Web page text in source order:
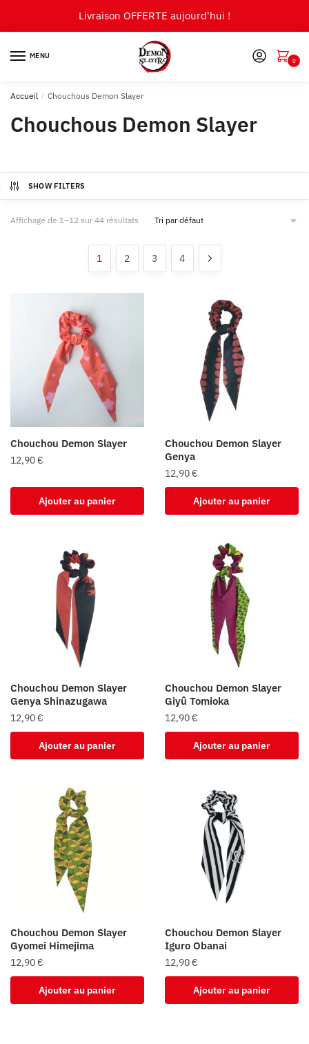
Livraison OFFERTE aujourd'hui !
MENU
0
Accueil / Chouchous Demon Slayer
Chouchous Demon Slayer
SHOW FILTERS
Affichage de 1–12 sur 44 résultats
1 2 3 4
Chouchou Demon Slayer
12,90€
Ajouter au panier
Chouchou Demon Slayer
Genya
12,90€
Ajouter au panier
Chouchou Demon Slayer
Genya Shinazugawa
12,90€
Ajouter au panier
Chouchou Demon Slayer
Giyû Tomioka
12,90€
Ajouter au panier
Chouchou Demon Slayer
Gyomei Himejima
12,90€
Ajouter au panier
Chouchou Demon Slayer
Iguro Obanai
12,90€
Ajouter au panier